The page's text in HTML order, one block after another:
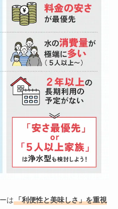
は「利便性と美味しさ」を重視